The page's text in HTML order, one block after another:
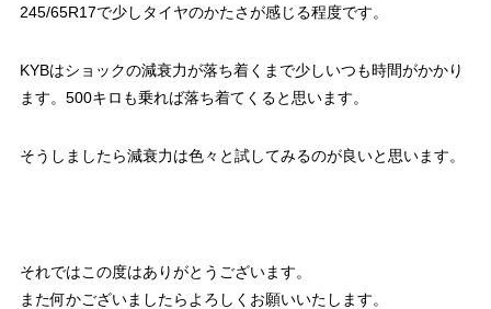
245/65R17で少しタイヤのかたさが感じる程度です。
KYBはショックの減衰力が落ち着くまで少しいつも時間がかかり
ます。500キロも乗れば落ち着てくると思います。
そうしましたら減衰力は色々と試してみるのが良いと思います。
それではこの度はありがとうございます。
また何かございましたらよろしくお願いいたします。